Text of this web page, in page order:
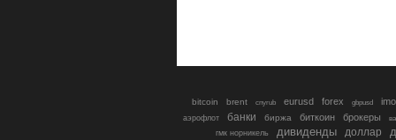
bitcoin brent cnyrub eurusd forex gbpusd
аэрофлот банки биржа биткоин брокеры
гмк норникель
дивиденды доллар